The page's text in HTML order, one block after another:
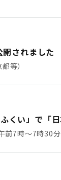
開されました
等）
前7時～7時30分